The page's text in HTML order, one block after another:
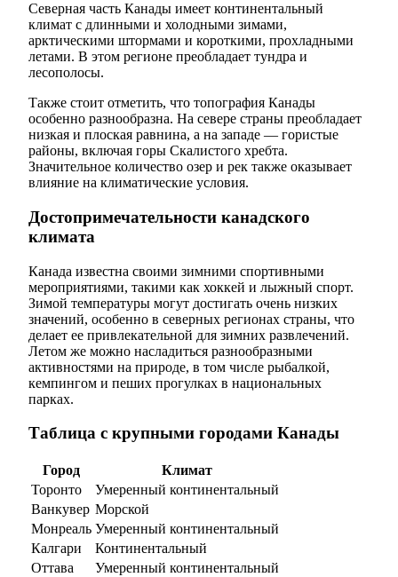
Северная часть Канады имеет континентальный
климат с длинными и холодными зимами,
арктическими штормами и короткими, прохладными
летами. В этом регионе преобладает тундра и
лесополосы.
Также стоит отметить, что топография Канады
особенно разнообразна. На севере страны преобладает
низкая и плоская равнина, а на западе — гористые
районы, включая горы Скалистого хребта.
Значительное количество озер и рек также оказывает
влияние на климатические условия.
Достопримечательности канадского
климата
Канада известна своими зимними спортивными
мероприятиями, такими как хоккей и лыжный спорт.
Зимой температуры могут достигать очень низких
значений, особенно в северных регионах страны, что
делает ее привлекательной для зимних развлечений.
Летом же можно насладиться разнообразными
активностями на природе, в том числе рыбалкой,
кемпингом и пеших прогулках в национальных
парках.
Таблица с крупными городами Канады
Город
Климат
Торонто
Умеренный континентальный
Ванкувер Морской
Монреаль Умеренный континентальный
Калгари
Континентальный
Оттава
Умеренный континентальный